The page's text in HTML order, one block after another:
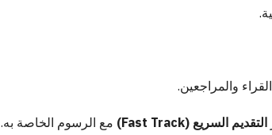
والمراجعين.
التقديم السريع (Fast Track) مع الرسوم الخاصة به.